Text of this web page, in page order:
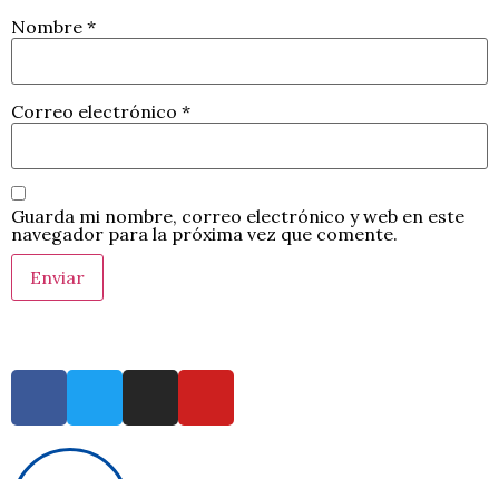
Nombre *
Correo electrónico *
Guarda mi nombre, correo electrónico y web en este
navegador para la próxima vez que comente.